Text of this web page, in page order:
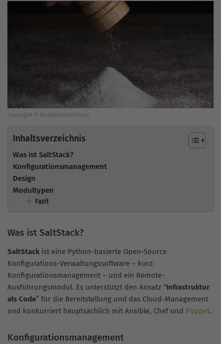
Copyright © Shutterstock/Coryn
Inhaltsverzeichnis
Was ist SaltStack?
Konfigurationsmanagement
Design
Modultypen
Fazit
Was ist SaltStack?
SaltStack ist eine Python-basierte Open-Source
Konfigurations-Verwaltungssoftware – kurz:
Konfigurationsmanagement – und ein Remote-
Ausführungsmodul. Es unterstützt den Ansatz “Infrastruktur
als Code” für die Bereitstellung und das Cloud-Management
und konkurriert hauptsächlich mit Ansible, Chef und Puppet.
Konfigurationsmanagement